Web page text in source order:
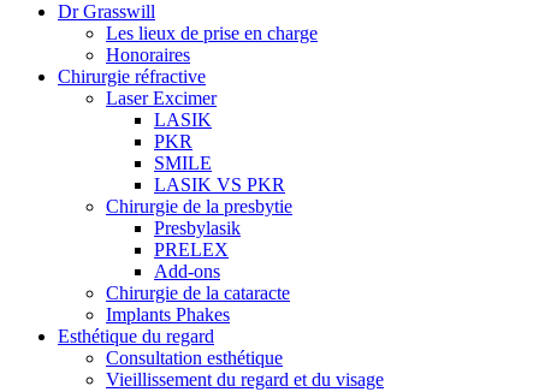
Dr Grasswill
Les lieux de prise en charge
Honoraires
Chirurgie réfractive
Laser Excimer
LASIK
PKR
SMILE
LASIK VS PKR
Chirurgie de la presbytie
Presbylasik
PRELEX
Add-ons
Chirurgie de la cataracte
Implants Phakes
Esthétique du regard
Consultation esthétique
Vieillissement du regard et du visage